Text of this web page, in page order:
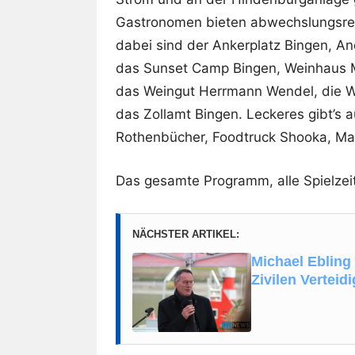
Gastronomen bieten
dabei sind der Ankerplatz Bingen,
das Sunset Camp Bingen,
das Weingut Herrmann Wendel, die
das Zollamt Bingen. Leckeres gibt’s
Rothenbücher, Foodtruck Shooka,
Das gesamte Programm, alle
NÄCHSTER ARTIKEL:
Michael
Zivilen